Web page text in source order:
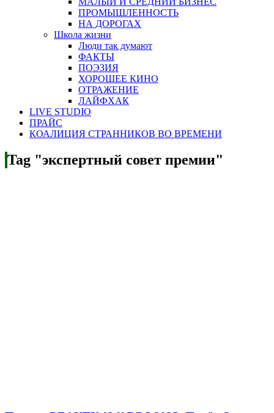
ПРОМЫШЛЕННОСТЬ
НА ДОРОГАХ
Школа жизни
Люди так думают
ФАКТЫ
ПОЭЗИЯ
ХОРОШЕЕ КИНО
ОТРАЖЕНИЕ
ЛАЙФХАК
LIVE STUDIO
ПРАЙС
КОАЛИЦИЯ СТРАННИКОВ ВО ВРЕМЕНИ
Tag "экспертный совет премии"